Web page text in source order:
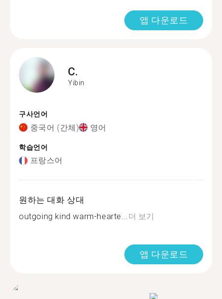
앱 다운로드
C.
Yibin
구사언어
중국어 (간체) 영어
학습언어
프랑스어
원하는 대화 상대
outgoing kind warm-hearte...더 보기
앱 다운로드